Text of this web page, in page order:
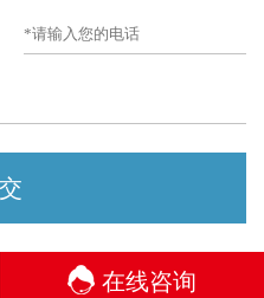
在线咨询